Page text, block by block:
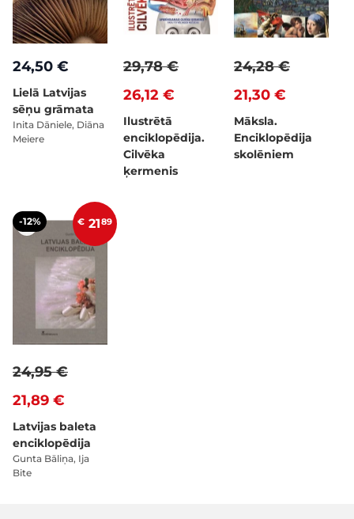
24,50 €
Lielā Latvijas
sēņu grāmata
Inita Dāniele, Diāna
Meiere
26,12 €
29,78 €
Ilustrētā
enciklopēdija.
Cilvēka
ķermenis
21,30 €
24,28 €
Māksla.
Enciklopēdija
skolēniem
-12% € 2189
21,89 €
24,95 €
Latvijas baleta
enciklopēdija
Gunta Bāliņa, Ija
Bite